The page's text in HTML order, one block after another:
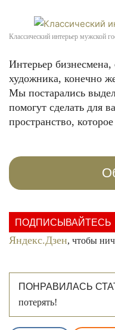
Классический интерьер мужской
Интерьер
художника, конечно
Мы постарались
помогут сделать для
пространство,
ПОДПИСЫВАЙТЕСЬ
Яндекс.Дзен, чтобы
ПОНРАВИЛАСЬ
потерять!